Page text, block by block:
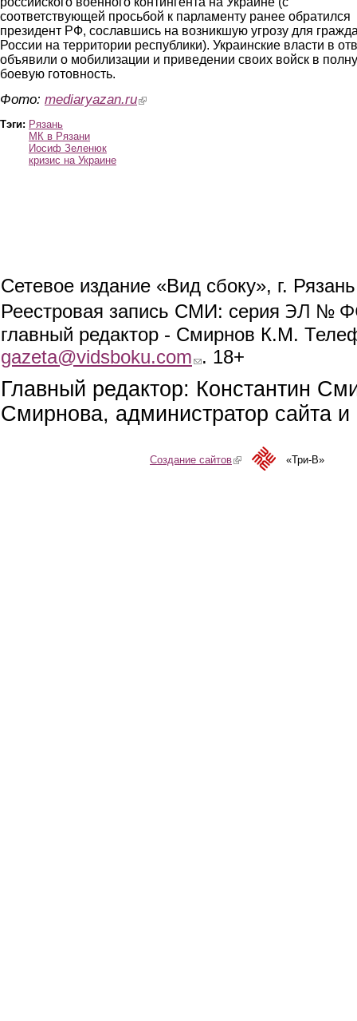
соответствующей просьбой к парламенту ранее обратился
президент РФ, сославшись на возникшую угрозу для
России на территории республики). Украинские власти в
объявили о мобилизации и приведении своих войск в
боевую готовность.
Фото: mediaryazan.ru(link is external)
Тэги: Рязань
МК в Рязани
Иосиф Зеленюк
кризис на Украине
Сетевое издание «Вид сбоку», г.
Реестровая запись СМИ: серия ЭЛ №
главный редактор - Смирнов К.М.
gazeta@vidsboku.com (link sends e-mail)
. 18+
Главный редактор: Константин
Смирнова, администратор сайта
Создание сайтов(link is external)«Три-В»